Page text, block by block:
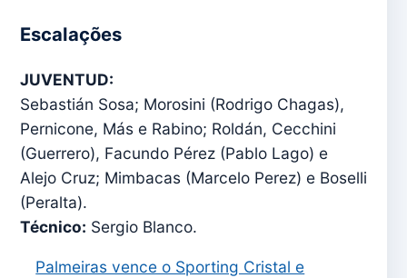
Escalações
JUVENTUD:
Sebastián Sosa; Morosini (Rodrigo Chagas),
Pernicone, Más e Rabino; Roldán, Cecchini
(Guerrero), Facundo Pérez (Pablo Lago) e
Alejo Cruz; Mimbacas (Marcelo Perez) e Boselli
(Peralta).
Técnico: Sergio Blanco.
Palmeiras vence o Sporting Cristal e